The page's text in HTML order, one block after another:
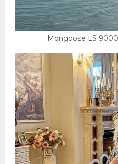
Mongoose LS